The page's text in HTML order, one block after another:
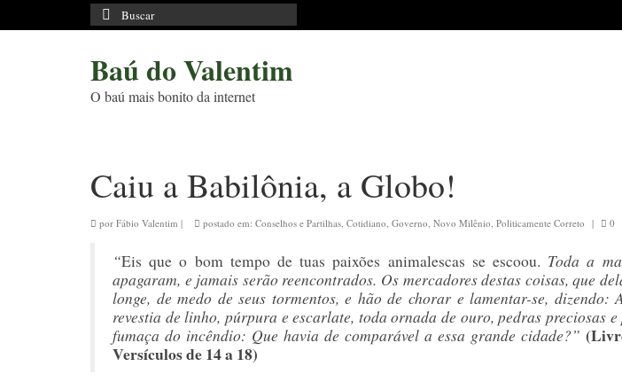
Buscar
por:
Baú do Valentim
O baú mais bonito da internet
Caiu a Babilônia, a Globo!
por Fábio Valentim | postado em: Conselhos e Partilhas, Cotidiano, Governo, Novo Milênio, Politicamente Correto | 0
“Eis que o bom tempo de tuas paixões animalescas se escoou. Toda a
apagaram, e jamais serão reencontrados. Os mercadores destas coisas, que
longe, de medo de seus tormentos, e hão de chorar e lamentar-se, dizendo:
revestia de linho, púrpura e escarlate, toda ornada de ouro, pedras preciosas
fumaça do incêndio: Que havia de comparável a essa grande cidade?”
Versículos de 14 a 18)